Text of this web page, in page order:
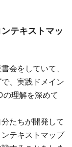
テキストマッ
会をしていて、
、実践ドメイン
理解を深めて
たちが開発して
テキストマップ